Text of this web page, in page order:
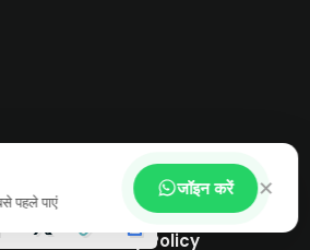
Privacy Policy
पहले पाएं
जॉइन करें ✕